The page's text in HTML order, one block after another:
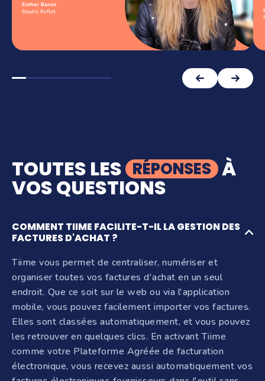
"Tout ce qui est du domaine de la
Esther Baron, Studio Reflet
TOUTES LES RÉPONSES À
VOS QUESTIONS
COMMENT TIIME FACILITE-T-IL LA GESTION DES
FACTURES D'ACHAT ?
Tiime vous permet de centraliser, numériser et
organiser toutes vos factures d'achat en un seul
endroit. Que ce soit sur le web ou via l'application
mobile, vous pouvez facilement importer vos factures.
Elles sont classées automatiquement, et vous pouvez
les retrouver en quelques clics. En activant Tiime
comme votre Plateforme Agréée de facturation
électronique, vous recevez aussi automatiquement vos